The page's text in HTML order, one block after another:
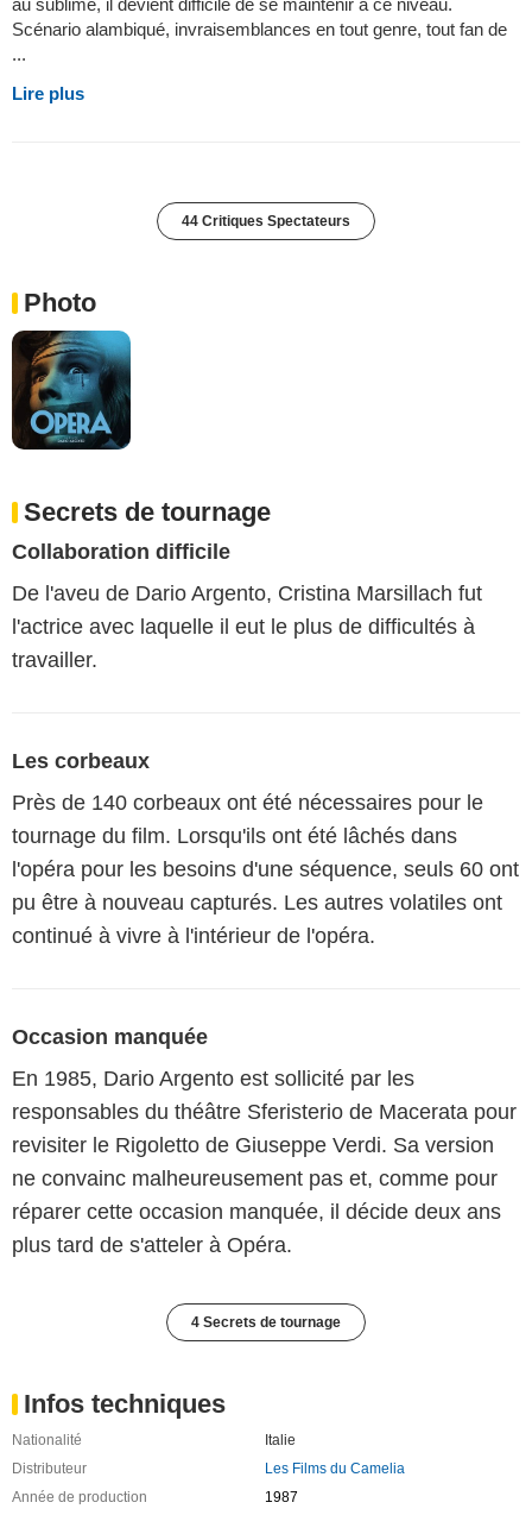
au sublime, il devient difficile de se maintenir à ce niveau.
Scénario alambiqué, invraisemblances en tout genre, tout fan de
...
Lire plus
44 Critiques Spectateurs
Photo
Secrets de tournage
Collaboration difficile
De l'aveu de Dario Argento, Cristina Marsillach fut
l'actrice avec laquelle il eut le plus de difficultés à
travailler.
Les corbeaux
Près de 140 corbeaux ont été nécessaires pour le
tournage du film. Lorsqu'ils ont été lâchés dans
l'opéra pour les besoins d'une séquence, seuls 60 ont
pu être à nouveau capturés. Les autres volatiles ont
continué à vivre à l'intérieur de l'opéra.
Occasion manquée
En 1985, Dario Argento est sollicité par les
responsables du théâtre Sferisterio de Macerata pour
revisiter le Rigoletto de Giuseppe Verdi. Sa version
ne convainc malheureusement pas et, comme pour
réparer cette occasion manquée, il décide deux ans
plus tard de s'atteler à Opéra.
4 Secrets de tournage
Infos techniques
Nationalité
Italie
Distributeur
Les Films du Camelia
Année de production
1987